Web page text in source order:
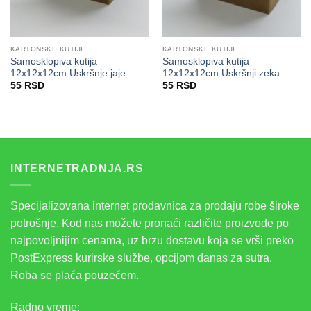
KARTONSKE KUTIJE
Samosklopiva kutija
12x12x12cm Uskršnje jaje
55 RSD
KARTONSKE KUTIJE
Samosklopiva kutija
12x12x12cm Uskršnji zeka
55 RSD
INTERNETRADNJA.RS
Specijalizovana internet prodavnica za prodaju robe široke
potrošnje. Kod nas možete pronaći različite proizvode po
najpovoljnijim cenama, uz brzu dostavu koja se vrši preko
PostExpress kurirske službe, opcijom danas za sutra.
Roba se plaća pouzećem.
Radno vreme: